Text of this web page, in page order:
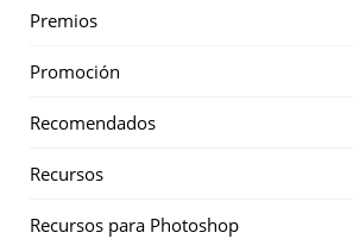
Premios
Promoción
Recomendados
Recursos
Recursos para Photoshop